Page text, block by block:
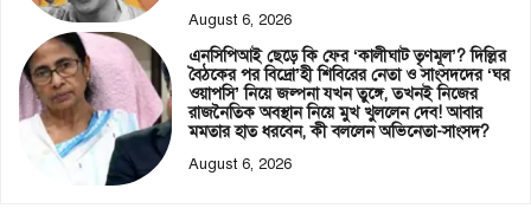
August 6, 2026
এনসিপিআই ছেড়ে কি ফের ‘কালীঘাট তৃণমূল’? দিল্লির
বৈঠকের পর বিদ্রো’হী শিবিরের নেতা ও সাংসদদের ‘ঘর
ওয়াপসি’ নিয়ে জল্পনা যখন তুঙ্গে, তখনই নিজের
রাজনৈতিক অবস্থান নিয়ে মুখ খুললেন দেব! আবার
মমতার হাত ধরবেন, কী বললেন অভিনেতা-সাংসদ?
August 6, 2026